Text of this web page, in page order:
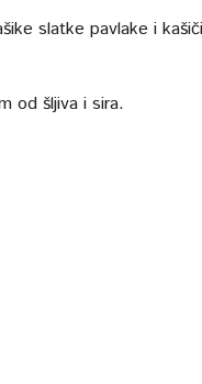
slatke pavlake i
od šljiva i sira.